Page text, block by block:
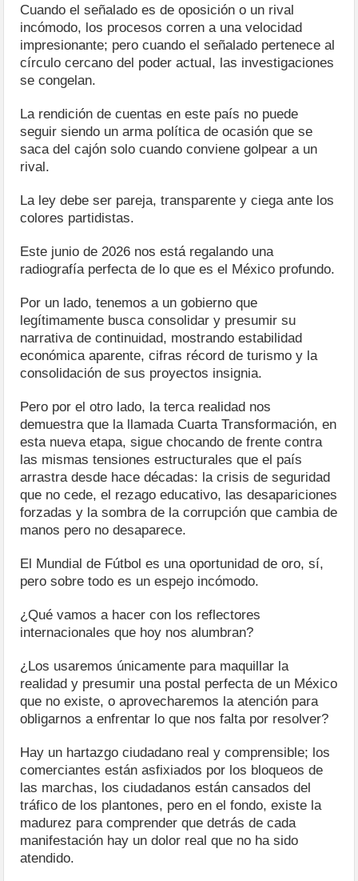
Cuando el señalado es de oposición o un rival
incómodo, los procesos corren a una velocidad
impresionante; pero cuando el señalado pertenece al
círculo cercano del poder actual, las investigaciones
se congelan.
La rendición de cuentas en este país no puede
seguir siendo un arma política de ocasión que se
saca del cajón solo cuando conviene golpear a un
rival.
La ley debe ser pareja, transparente y ciega ante los
colores partidistas.
Este junio de 2026 nos está regalando una
radiografía perfecta de lo que es el México profundo.
Por un lado, tenemos a un gobierno que
legítimamente busca consolidar y presumir su
narrativa de continuidad, mostrando estabilidad
económica aparente, cifras récord de turismo y la
consolidación de sus proyectos insignia.
Pero por el otro lado, la terca realidad nos
demuestra que la llamada Cuarta Transformación, en
esta nueva etapa, sigue chocando de frente contra
las mismas tensiones estructurales que el país
arrastra desde hace décadas: la crisis de seguridad
que no cede, el rezago educativo, las desapariciones
forzadas y la sombra de la corrupción que cambia de
manos pero no desaparece.
El Mundial de Fútbol es una oportunidad de oro, sí,
pero sobre todo es un espejo incómodo.
¿Qué vamos a hacer con los reflectores
internacionales que hoy nos alumbran?
¿Los usaremos únicamente para maquillar la
realidad y presumir una postal perfecta de un México
que no existe, o aprovecharemos la atención para
obligarnos a enfrentar lo que nos falta por resolver?
Hay un hartazgo ciudadano real y comprensible; los
comerciantes están asfixiados por los bloqueos de
las marchas, los ciudadanos están cansados del
tráfico de los plantones, pero en el fondo, existe la
madurez para comprender que detrás de cada
manifestación hay un dolor real que no ha sido
atendido.